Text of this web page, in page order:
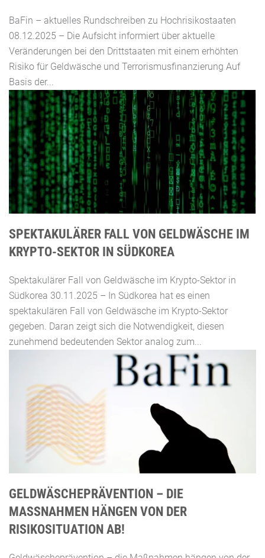
BaFin – aktuelles Rundschreiben zu Hochrisikostaaten
08.12.2025 – Die Aufsicht informiert über aktuelle
Veränderungen bei den Drittstaaten mit einem erhöhten
Risiko für Geldwäsche und Terrorismusfinanzierung Auf
Basis der...
SPEKTAKULÄRER FALL VON GELDWÄSCHE IM
KRYPTO-SEKTOR IN SÜDKOREA
Spektakulärer Fall von Geldwäsche im Krypto-Sektor in
Südkorea 30.11.2025 – In Südkorea hat es einen
spektakulären Fall von Geldwäsche im Krypto-Sektor
gegeben. Daran zeigt sich die Notwendigkeit, diesen
zunehmend bedeutenden Sektor analog zum...
GELDWÄSCHEPRÄVENTION – DIE
MASSNAHMEN HÄNGEN VON DER R
ISIKOSITUATION AB!